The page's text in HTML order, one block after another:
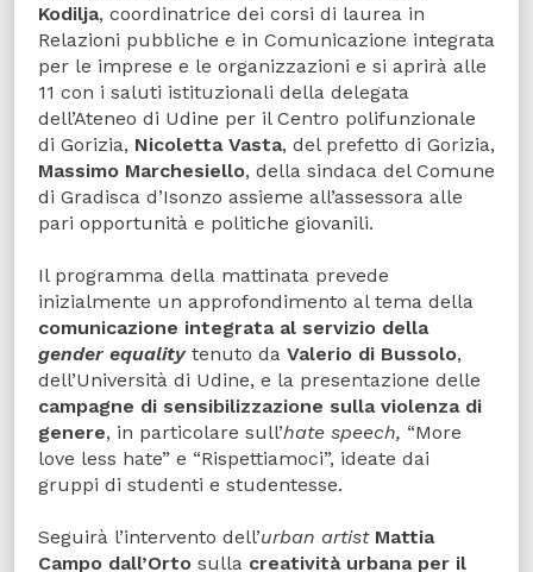
Kodilja, coordinatrice dei corsi di laurea in
Relazioni pubbliche e in Comunicazione integrata
per le imprese e le organizzazioni e si aprirà alle
11 con i saluti istituzionali della delegata
dell’Ateneo di Udine per il Centro polifunzionale
di Gorizia, Nicoletta Vasta, del prefetto di Gorizia,
Massimo Marchesiello, della sindaca del Comune
di Gradisca d’Isonzo assieme all’assessora alle
pari opportunità e politiche giovanili.
Il programma della mattinata prevede
inizialmente un approfondimento al tema della
comunicazione integrata al servizio della
gender equalitytenuto da Valerio di Bussolo,
dell’Università di Udine, e la presentazione delle
campagne di sensibilizzazione sulla violenza di
genere, in particolare sull’hate speech, “More
love less hate” e “Rispettiamoci”, ideate dai
gruppi di studenti e studentesse.
Seguirà l’intervento dell’urban artist Mattia
Campo dall’Orto sulla creatività urbana per il